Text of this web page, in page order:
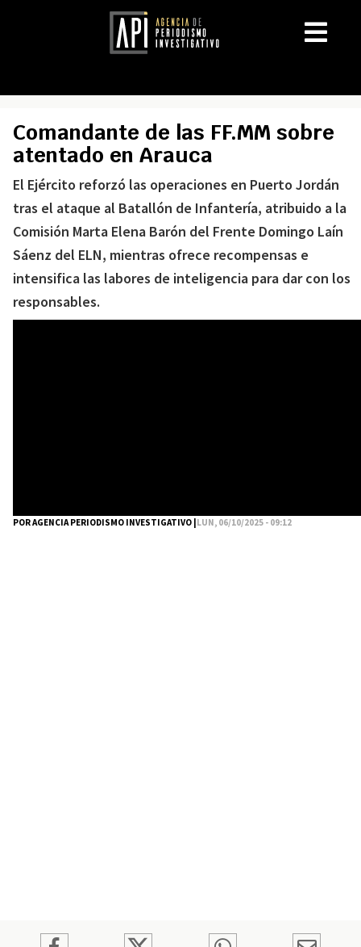
Comandante de las FF.MM sobre
atentado en Arauca
El Ejército reforzó las operaciones en Puerto Jordán
tras el ataque al Batallón de Infantería, atribuido a la
Comisión Marta Elena Barón del Frente Domingo Laín
Sáenz del ELN, mientras ofrece recompensas e
intensifica las labores de inteligencia para dar con los
responsables.
POR AGENCIA PERIODISMO INVESTIGATIVO | LUN, 06/10/2025 - 09:12